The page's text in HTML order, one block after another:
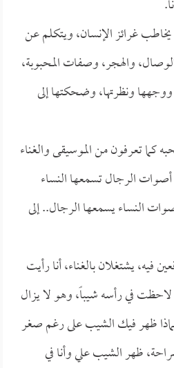
غرائز الإنسان، ويتكلم عن
والهجر، وصفات المحبوبة،
ونظرتها، وضحكتها إلى
كما تعرفون من الموسيقى والغناء
الرجال تسمعها النساء
النساء يسمعها الرجال.. إلى
فيه، يشتغلان بالغناء، أنا رأيت
في رأسه شيباً، وهو لا يزال
ظهر فيك الشيب على رغم صغر
ظهر الشيب علي وأنا في